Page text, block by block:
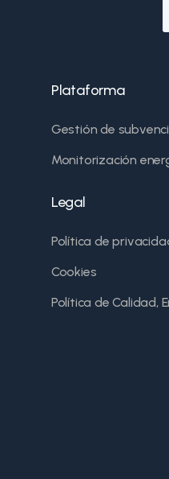
Plataforma
Gestión de
Monitorización
Legal
Política de
Cookies
Política de Calidad,